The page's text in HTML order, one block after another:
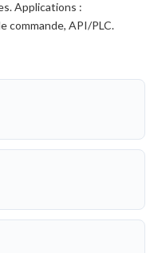
Applications :
commande, API/PLC.